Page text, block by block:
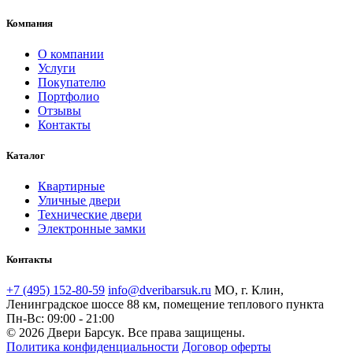
Компания
О компании
Услуги
Покупателю
Портфолио
Отзывы
Контакты
Каталог
Квартирные
Уличные двери
Технические двери
Электронные замки
Контакты
+7 (495) 152-80-59 info@dveribarsuk.ru МО, г. Клин,
Ленинградское шоссе 88 км, помещение теплового пункта
Пн-Вс: 09:00 - 21:00
© 2026 Двери Барсук. Все права защищены.
Политика конфиденциальности Договор оферты